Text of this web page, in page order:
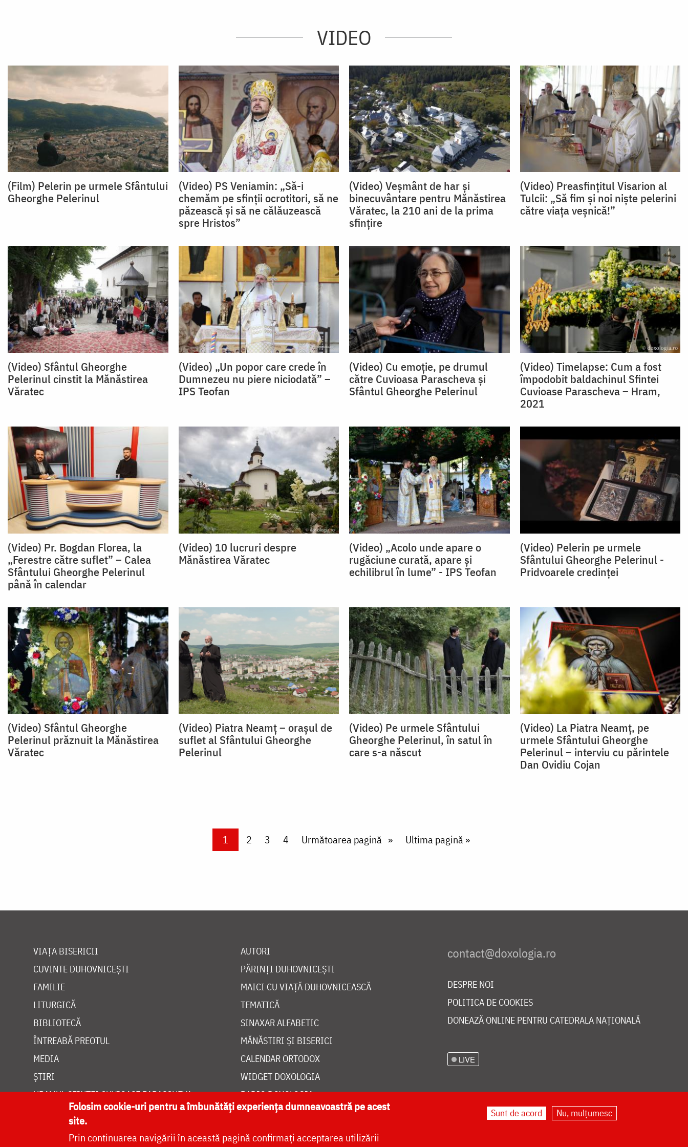
VIDEO
(Film) Pelerin pe urmele Sfântului
Gheorghe Pelerinul
(Video) PS Veniamin: „Să-i
chemăm pe sfinții ocrotitori, să ne
păzească și să ne călăuzească
spre Hristos”
(Video) Veșmânt de har și
binecuvântare pentru Mănăstirea
Văratec, la 210 ani de la prima
sfințire
(Video) Preasfințitul Visarion al
Tulcii: „Să fim și noi niște pelerini
către viața veșnică!”
(Video) Sfântul Gheorghe
Pelerinul cinstit la Mănăstirea
Văratec
(Video) „Un popor care crede în
Dumnezeu nu piere niciodată” –
IPS Teofan
(Video) Cu emoție, pe drumul
către Cuvioasa Parascheva și
Sfântul Gheorghe Pelerinul
(Video) Timelapse: Cum a fost
împodobit baldachinul Sfintei
Cuvioase Parascheva – Hram,
2021
(Video) Pr. Bogdan Florea, la
„Ferestre către suflet” – Calea
Sfântului Gheorghe Pelerinul
până în calendar
(Video) 10 lucruri despre
Mănăstirea Văratec
(Video) „Acolo unde apare o
rugăciune curată, apare și
echilibrul în lume” - IPS Teofan
(Video) Pelerin pe urmele
Sfântului Gheorghe Pelerinul -
Pridvoarele credinței
(Video) Sfântul Gheorghe
Pelerinul prăznuit la Mănăstirea
Văratec
(Video) Piatra Neamț – orașul de
suflet al Sfântului Gheorghe
Pelerinul
(Video) Pe urmele Sfântului
Gheorghe Pelerinul, în satul în
care s-a născut
(Video) La Piatra Neamț, pe
urmele Sfântului Gheorghe
Pelerinul – interviu cu părintele
Dan Ovidiu Cojan
Current page
1 Page
2 Page
3 Page
4 Next page
Următoarea pagină Last page
Ultima pagină »
VIAȚA BISERICII
CUVINTE DUHOVNICEȘTI
FAMILIE
LITURGICĂ
BIBLIOTECĂ
ÎNTREABĂ PREOTUL
MEDIA
ȘTIRI
HRAMUL SFINTEI CUVIOASE PARASCHEVA
AUTORI
PĂRINȚI DUHOVNICEȘTI
MAICI CU VIAȚĂ DUHOVNICEASCĂ
TEMATICĂ
SINAXAR ALFABETIC
MĂNĂSTIRI ȘI BISERICI
CALENDAR ORTODOX
WIDGET DOXOLOGIA
RADIO DOXOLOGIA
DESPRE NOI
POLITICA DE COOKIES
DONEAZĂ ONLINE PENTRU CATEDRALA NAȚIONALĂ
LIVE
Folosim cookie-uri pentru a îmbunătăți experiența dumneavoastră pe acest
site.
Prin continuarea navigării în această pagină confirmați acceptarea utilizării
Sunt de acord Nu, mulțumesc